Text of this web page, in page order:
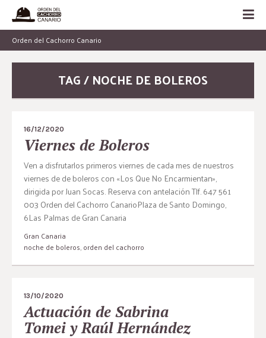
Orden del Cachorro Canario
TAG / NOCHE DE BOLEROS
16/12/2020
Viernes de Boleros
Ven a disfrutarlos primeros viernes de cada mes de nuestros
viernes de de boleros con «Los Que No Encarmientan»,
dirigida por Juan Socas. Reserva con antelación Tlf. 647 561
003 Orden del Cachorro CanarioPlaza de Santo Domingo,
6Las Palmas de Gran Canaria
Gran Canaria
noche de boleros,orden del cachorro
13/10/2020
Actuación de Sabrina
Tomei y Raúl Hernández